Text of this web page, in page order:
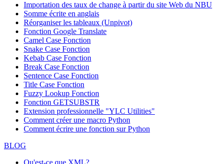
Importation des taux de change à partir du site Web du NBU
Somme écrite en anglais
Réorganiser les tableaux (Unpivot)
Fonction Google Translate
Camel Case Fonction
Snake Case Fonction
Kebab Case Fonction
Break Case Fonction
Sentence Case Fonction
Title Case Fonction
Fuzzy Lookup Fonction
Fonction GETSUBSTR
Extension professionnelle "YLC Utilities"
Comment créer une macro Python
Comment écrire une fonction sur Python
BLOG